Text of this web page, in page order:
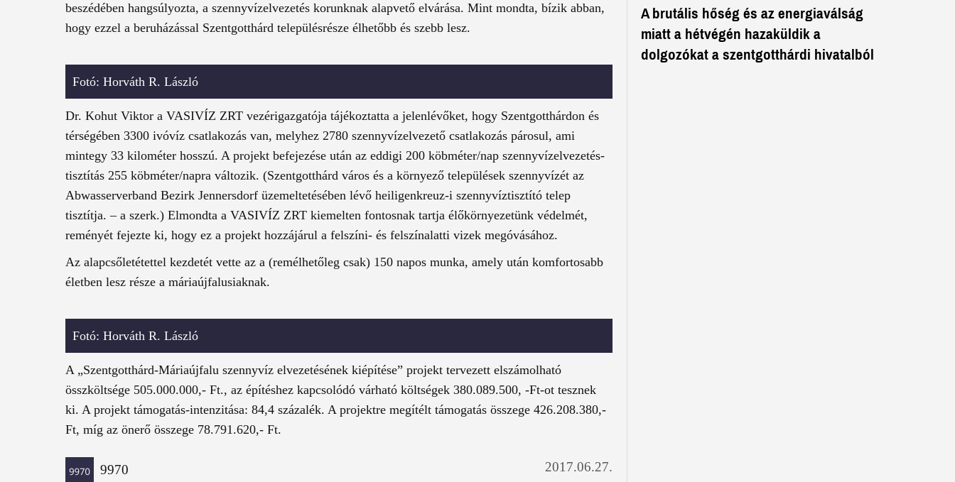
beszédében hangsúlyozta, a szennyvízelvezetés korunknak alapvető elvárása. Mint mondta, bízik abban,
hogy ezzel a beruházással Szentgotthárd településrésze élhetőbb és szebb lesz.
Fotó: Horváth R. László
Dr. Kohut Viktor a VASIVÍZ ZRT vezérigazgatója tájékoztatta a jelenlévőket, hogy Szentgotthárdon és
térségében 3300 ivóvíz csatlakozás van, melyhez 2780 szennyvízelvezető csatlakozás párosul, ami
mintegy 33 kilométer hosszú. A projekt befejezése után az eddigi 200 köbméter/nap szennyvízelvezetés-
tisztítás 255 köbméter/napra változik. (Szentgotthárd város és a környező települések szennyvízét az
Abwasserverband Bezirk Jennersdorf üzemeltetésében lévő heiligenkreuz-i szennyvíztisztító telep
tisztítja. – a szerk.) Elmondta a VASIVÍZ ZRT kiemelten fontosnak tartja élőkörnyezetünk védelmét,
reményét fejezte ki, hogy ez a projekt hozzájárul a felszíni- és felszínalatti vizek megóvásához.
Az alapcsőletétettel kezdetét vette az a (remélhetőleg csak) 150 napos munka, amely után komfortosabb
életben lesz része a máriaújfalusiaknak.
Fotó: Horváth R. László
A „Szentgotthárd-Máriaújfalu szennyvíz elvezetésének kiépítése” projekt tervezett elszámolható
összköltsége 505.000.000,- Ft., az építéshez kapcsolódó várható költségek 380.089.500, -Ft-ot tesznek
ki. A projekt támogatás-intenzitása: 84,4 százalék. A projektre megítélt támogatás összege 426.208.380,-
Ft, míg az önerő összege 78.791.620,- Ft.
9970 2017.06.27.
A brutális hőség és az energiaválság
miatt a hétvégén hazaküldik a
dolgozókat a szentgotthárdi hivatalból